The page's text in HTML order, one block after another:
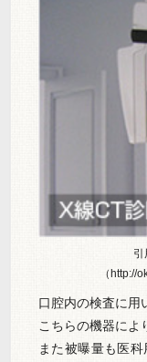
引
（http://
口腔内の検査に用
こちらの機器によ
また被曝量も医